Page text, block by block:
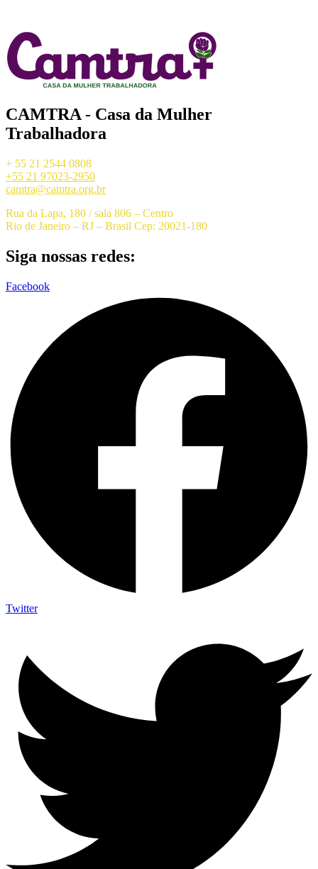
CAMTRA - Casa da Mulher
Trabalhadora
+ 55 21 2544 0808
+55 21 97023-2950
camtra@camtra.org.br
Rua da Lapa, 180 / sala 806 – Centro
Rio de Janeiro – RJ – Brasil Cep: 20021-180
Siga nossas redes:
Facebook
Twitter